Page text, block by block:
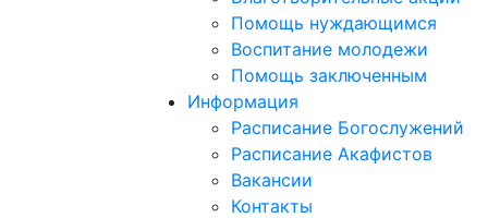
Помощь нуждающимся
Воспитание молодежи
Помощь заключенным
Информация
Расписание Богослужений
Расписание Акафистов
Вакансии
Контакты